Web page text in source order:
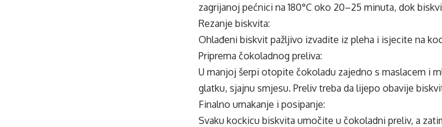
zagrijanoj pećnici na 180°C oko 20–25 minuta, dok
Rezanje biskvita:
Ohlađeni biskvit pažljivo izvadite iz pleha i isjecite na
Priprema čokoladnog preliva:
U manjoj šerpi otopite čokoladu zajedno s maslacem i
glatku, sjajnu smjesu. Preliv treba da lijepo obavije
Finalno umakanje i posipanje:
Svaku kockicu biskvita umočite u čokoladni preliv, a